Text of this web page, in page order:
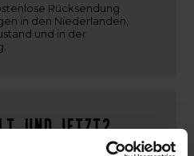
Rücksendung
in den Niederlanden,
und in der
Und jetzt?
bei BikeSuperior